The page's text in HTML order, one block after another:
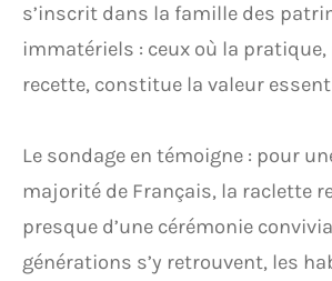
s’inscrit dans la famille des
immatériels : ceux où la pratique,
recette, constitue la valeur
Le sondage en témoigne : pour
majorité de Français, la raclette
presque d’une cérémonie
générations s’y retrouvent, les